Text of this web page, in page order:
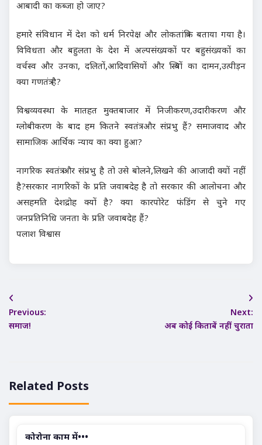
आबादी का कब्जा हो जाए?
हमारे संविधान में देश को धर्म निरपेक्ष और लोकतांत्रिक बताया गया है।
विविधता और बहुलता के देश में अल्पसंख्यकों पर बहुसंख्यकों का
वर्चस्व और उनका, दलितों,आदिवासियों और स्त्रियों का दामन,उत्पीड़न
क्या गणतंत्र है?
विश्वव्यवस्था के मातहत मुक्तबाजार में निजीकरण,उदारीकरण और
ग्लोबीकरण के बाद हम कितने स्वतंत्र और संप्रभु हैं? समाजवाद और
सामाजिक आर्थिक न्याय का क्या हुआ?
नागरिक स्वतंत्र और संप्रभु है तो उसे बोलने,लिखने की आजादी क्यों नहीं
है?सरकार नागरिकों के प्रति जवाबदेह है तो सरकार की आलोचना और
असहमति देशद्रोह क्यों है? क्या कारपोरेट फंडिंग से चुने गए
जनप्रतिनिधि जनता के प्रति जवाबदेह हैं?
पलाश विश्वास
Post
navigation
Previous:
समाज!
Next:
अब कोई किताबें नहीं चुराता
Related Posts
कोरोना काम में•••